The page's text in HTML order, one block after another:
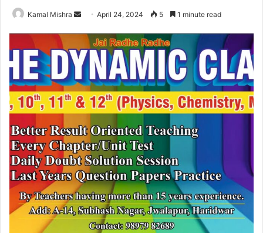
Kamal Mishra
Send
email
April 24, 2024 5 1 minute read